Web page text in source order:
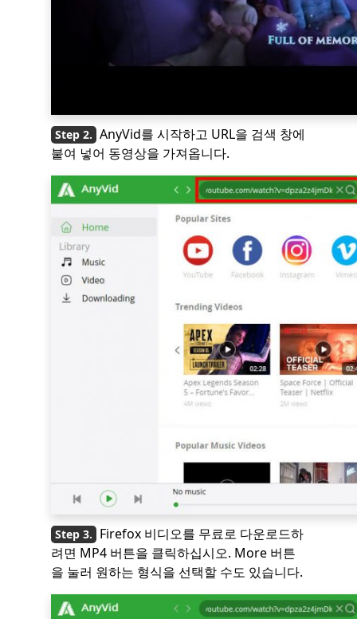
AnyVid를 시작하고 URL을 검색 창에
붙여 넣어 동영상을 가져옵니다.
Firefox 비디오를 무료로 다운로드하
려면 MP4 버튼을 클릭하십시오. More 버튼
을 눌러 원하는 형식을 선택할 수도 있습니다.